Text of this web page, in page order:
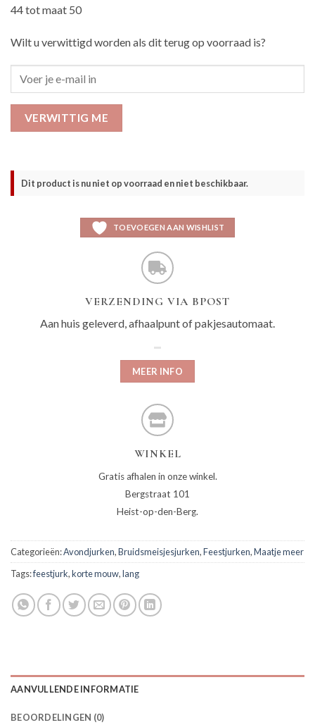
44 tot maat 50
Wilt u verwittigd worden als dit terug op voorraad is?
VERWITTIG ME
Dit product is nu niet op voorraad en niet beschikbaar.
TOEVOEGEN AAN WISHLIST
VERZENDING VIA BPOST
Aan huis geleverd, afhaalpunt of pakjesautomaat.
MEER INFO
WINKEL
Gratis afhalen in onze winkel.
Bergstraat 101
Heist-op-den-Berg.
Categorieën:Avondjurken,Bruidsmeisjesjurken,Feestjurken,Maatje meer
Tags:feestjurk,korte mouw,lang
AANVULLENDE INFORMATIE
BEOORDELINGEN (0)